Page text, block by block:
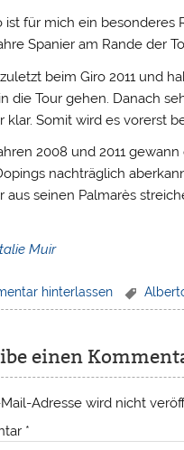
ist für mich ein besonderes
Spanier am Rande der
beim Giro 2011 und
die Tour gehen. Danach
klar. Somit wird es vorerst
2008 und 2011
nachträglich
aus seinen Palmarès
Muir
hinterlassen
einen
Adresse wird nicht
*